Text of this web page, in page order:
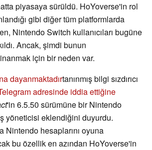
piyasaya sürüldü. HoYoverse'in rol
gibi diğer tüm platformlarda
Nintendo Switch kullanıcıları bugüne
Ancak, şimdi bunun
için bir neden var.
dayanmaktadırtanınmış bilgi sızdırıcı
adresinde iddia ettiğine
'in 6.5.50 sürümüne bir Nintendo
yöneticisi eklendiğini duyurdu.
Nintendo hesaplarını oyuna
bu özellik en azından HoYoverse'in